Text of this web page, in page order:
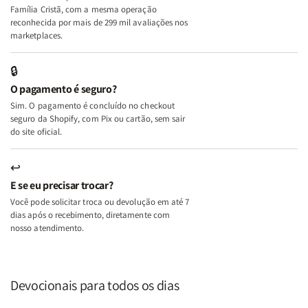
A
Mulher
Lar
A
Lar
Família Cristã, com a mesma operação
reconhecida por mais de 299 mil avaliações nos
marketplaces.
🔒
O pagamento é seguro?
Sim. O pagamento é concluído no checkout
seguro da Shopify, com Pix ou cartão, sem sair
do site oficial.
↩
E se eu precisar trocar?
Você pode solicitar troca ou devolução em até 7
dias após o recebimento, diretamente com
nosso atendimento.
Devocionais para todos os dias